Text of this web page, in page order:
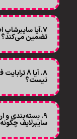
۷.آیا
تضمین می‌کند؟
۸. آیا 8
نیست؟
۹. بسته‌بندی
سایبرلایف